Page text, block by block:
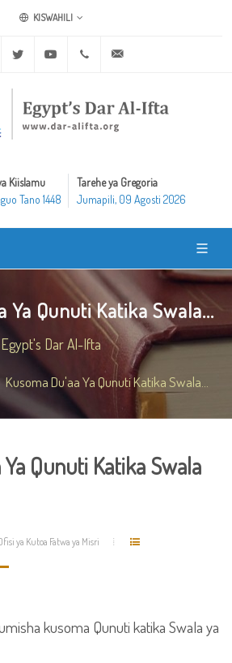
KISWAHILI
Facebook Twitter Youtube +20 2 25970400
Kiislamu
Tano 1448
Tarehe ya Gregoria
Jumapili, 09 Agosti 2026
Ya Qunuti Katika Swala...
Egypt's Dar Al-Ifta
Kusoma Du'aa Ya Qunuti Katika Swala...
Qunuti Katika Swala
ya Kutoa Fatwa ya Misri
kusoma Qunuti katika Swala ya